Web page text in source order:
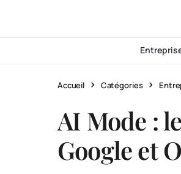
Accueil Catégories
AI Mode :
Google et